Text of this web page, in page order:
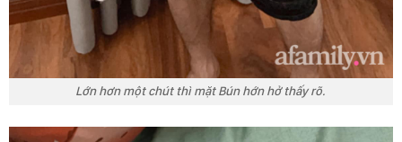
Lớn hơn một chút thì mặt Bún hớn hở thấy rõ.